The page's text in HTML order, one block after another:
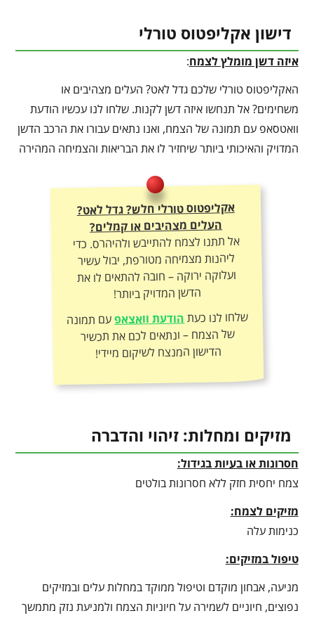
דישון אקליפטוס טורלי
איזה דשן מומלץ לצמח:
האקליפטוס טורלי שלכם גדל לאט? העלים מצהיבים או
משחימים? אל תנחשו איזה דשן לקנות. שלחו לנו עכשיו הודעת
וואטסאפ עם תמונה של הצמח, ואנו נתאים עבורו את הרכב הדשן
המדויק והאיכותי ביותר שיחזיר לו את הבריאות והצמיחה המהירה
אקליפטוס טורלי חלש? גדל לאט?
העלים מצהיבים או קמלים?
אל תתנו לצמח להתייבש ולהיהרס. כדי
ליהנות מצמיחה מטורפת, יבול עשיר
ועלוקה ירוקה – חובה להתאים לו את
הדשן המדויק ביותר!
שלחו לנו כעתהודעת וואצאפעם תמונה
של הצמח – ונתאים לכם את תכשיר
הדישון המנצח לשיקום מיידי!
מזיקים ומחלות: זיהוי והדברה
חסרונות או בעיות בגידול:
צמח יחסית חזק ללא חסרונות בולטים
מזיקים לצמח:
כנימות עלה
טיפול במזיקים:
מניעה, אבחון מוקדם וטיפול ממוקד במחלות עלים ובמזיקים
נפוצים, חיוניים לשמירה על חיוניות הצמח ולמניעת נזק מתמשך